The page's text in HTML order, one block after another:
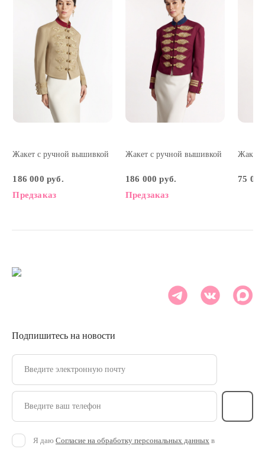
Жакет с ручной вышивкой
186 000 руб.
Предзаказ
Жакет с ручной вышивкой
186 000 руб.
Предзаказ
Жакет
75
Подпишитесь на новости
Введите электронную почту
Введите ваш телефон
Я даю Согласие на обработку персональных данных в